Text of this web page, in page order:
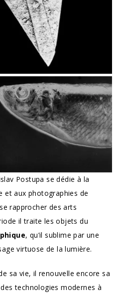
Postupa se dédie à la
et aux photographies de
rapprocher des arts
il traite les objets du
, qu’il sublime par une
virtuose de la lumière.
sa vie, il renouvelle encore sa
technologies modernes à